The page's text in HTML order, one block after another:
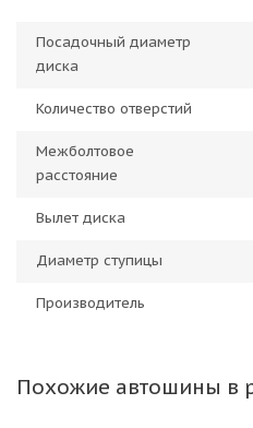
Посадочный диаметр
диска
Количество отверстий
Межболтовое
расстояние
Вылет диска
Диаметр ступицы
Производитель
Похожие автошины в